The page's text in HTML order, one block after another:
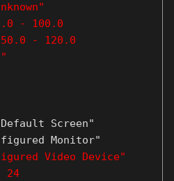
- 100.0
- 120.0
Screen"
Monitor"
Video Device"